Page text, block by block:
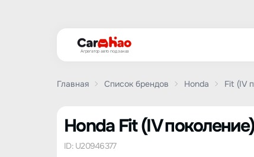
Агрегатор авто под заказ
Главная Список брендов Honda Fit (IV
Honda Fit (IV
ID: U20946377